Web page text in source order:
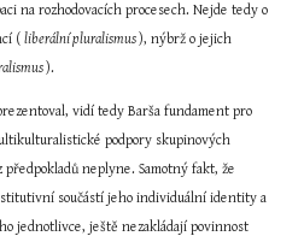
na rozhodovacích procesech. Nejde tedy o
( liberální pluralismus ), nýbrž o jejich
).
vidí tedy Barša fundament pro
podpory skupinových
neplyne. Samotný fakt, že
součástí jeho individuální identity a
jednotlivce, ještě nezakládají povinnost